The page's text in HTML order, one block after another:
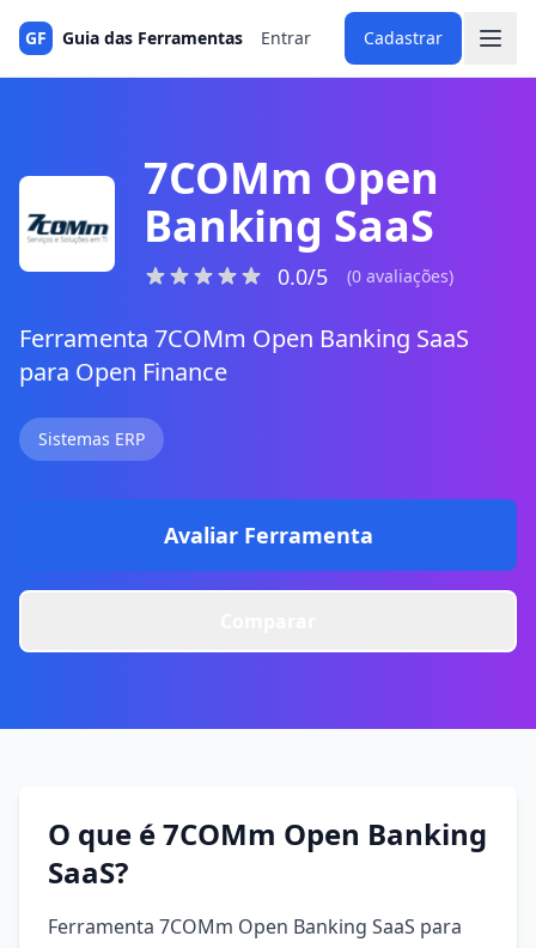
GF Guia das Ferramentas Entrar Cadastrar
7COMm Open
Banking SaaS
0.0/5 (0 avaliações)
Ferramenta 7COMm Open Banking SaaS
para Open Finance
Sistemas ERP
Avaliar Ferramenta
O que é 7COMm Open Banking
SaaS?
Ferramenta 7COMm Open Banking SaaS para